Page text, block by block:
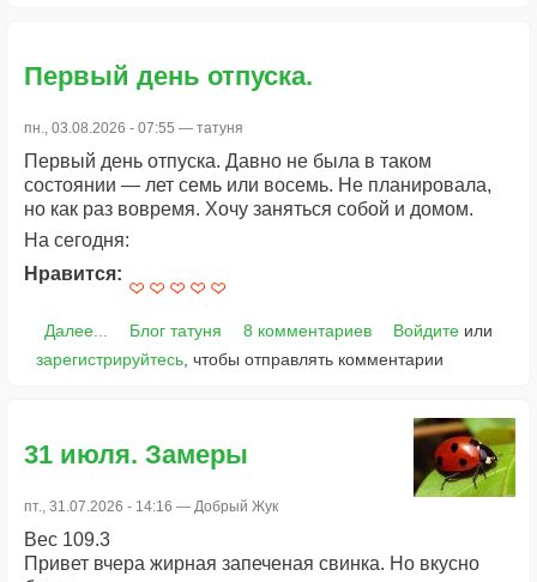
Первый день отпуска.
пн., 03.08.2026 - 07:55 — татуня
Первый день отпуска. Давно не была в таком
состоянии — лет семь или восемь. Не планировала,
но как раз вовремя. Хочу заняться собой и домом.
На сегодня:
Нравится:
Далее... Блог татуня 8 комментариев Войдитеили
зарегистрируйтесь , чтобы отправлять комментарии
31 июля. Замеры
пт., 31.07.2026 - 14:16 — Добрый Жук
Вес 109.3
Привет вчера жирная запеченая свинка. Но вкусно